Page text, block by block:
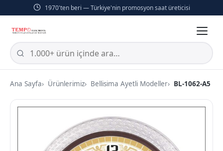
1970'ten beri — Türkiye'nin promosyon saat üreticisi
Ana Sayfa Ürünlerimiz Bellisima Ayetli Modeller BL-1062-A5